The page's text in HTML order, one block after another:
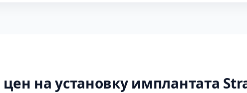
на установку имплантата